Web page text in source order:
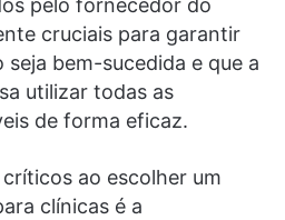
pelo fornecedor do
cruciais para garantir
bem-sucedida e que a
utilizar todas as
de forma eficaz.
ao escolher um
clínicas é a